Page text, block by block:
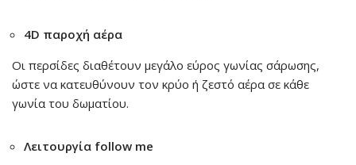
4D παροχή αέρα
Οι περσίδες διαθέτουν μεγάλο εύρος γωνίας σάρωσης,
ώστε να κατευθύνουν τον κρύο ή ζεστό αέρα σε κάθε
γωνία του δωματίου.
Λειτουργία follow me